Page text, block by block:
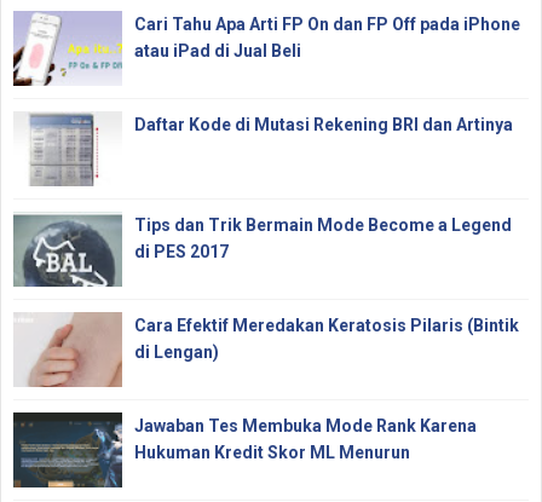
Cari Tahu Apa Arti FP On dan FP Off pada iPhone
atau iPad di Jual Beli
Daftar Kode di Mutasi Rekening BRI dan Artinya
Tips dan Trik Bermain Mode Become a Legend
di PES 2017
Cara Efektif Meredakan Keratosis Pilaris (Bintik
di Lengan)
Jawaban Tes Membuka Mode Rank Karena
Hukuman Kredit Skor ML Menurun